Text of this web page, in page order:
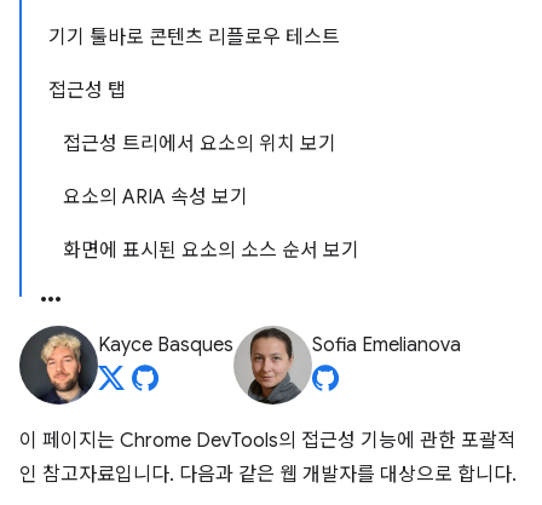
기기 툴바로 콘텐츠 리플로우 테스트
접근성 탭
접근성 트리에서 요소의 위치 보기
요소의 ARIA 속성 보기
화면에 표시된 요소의 소스 순서 보기
Kayce Basques Sofia Emelianova
이 페이지는 Chrome DevTools의 접근성 기능에 관한 포괄적
인 참고자료입니다. 다음과 같은 웹 개발자를 대상으로 합니다.